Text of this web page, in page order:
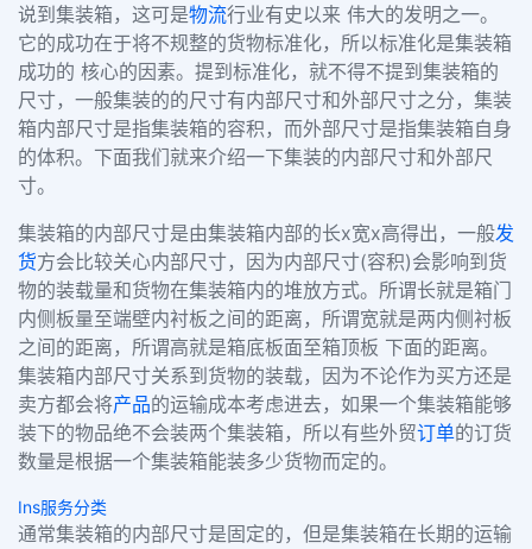
说到集装箱，这可是物流行业有史以来 伟大的发明之一。
它的成功在于将不规整的货物标准化，所以标准化是集装箱
成功的 核心的因素。提到标准化，就不得不提到集装箱的
尺寸，一般集装的的尺寸有内部尺寸和外部尺寸之分，集装
箱内部尺寸是指集装箱的容积，而外部尺寸是指集装箱自身
的体积。下面我们就来介绍一下集装的内部尺寸和外部尺
寸。
集装箱的内部尺寸是由集装箱内部的长x宽x高得出，一般发
货方会比较关心内部尺寸，因为内部尺寸(容积)会影响到货
物的装载量和货物在集装箱内的堆放方式。所谓长就是箱门
内侧板量至端壁内衬板之间的距离，所谓宽就是两内侧衬板
之间的距离，所谓高就是箱底板面至箱顶板 下面的距离。
集装箱内部尺寸关系到货物的装载，因为不论作为买方还是
卖方都会将产品的运输成本考虑进去，如果一个集装箱能够
装下的物品绝不会装两个集装箱，所以有些外贸订单的订货
数量是根据一个集装箱能装多少货物而定的。
Ins服务分类
通常集装箱的内部尺寸是固定的，但是集装箱在长期的运输